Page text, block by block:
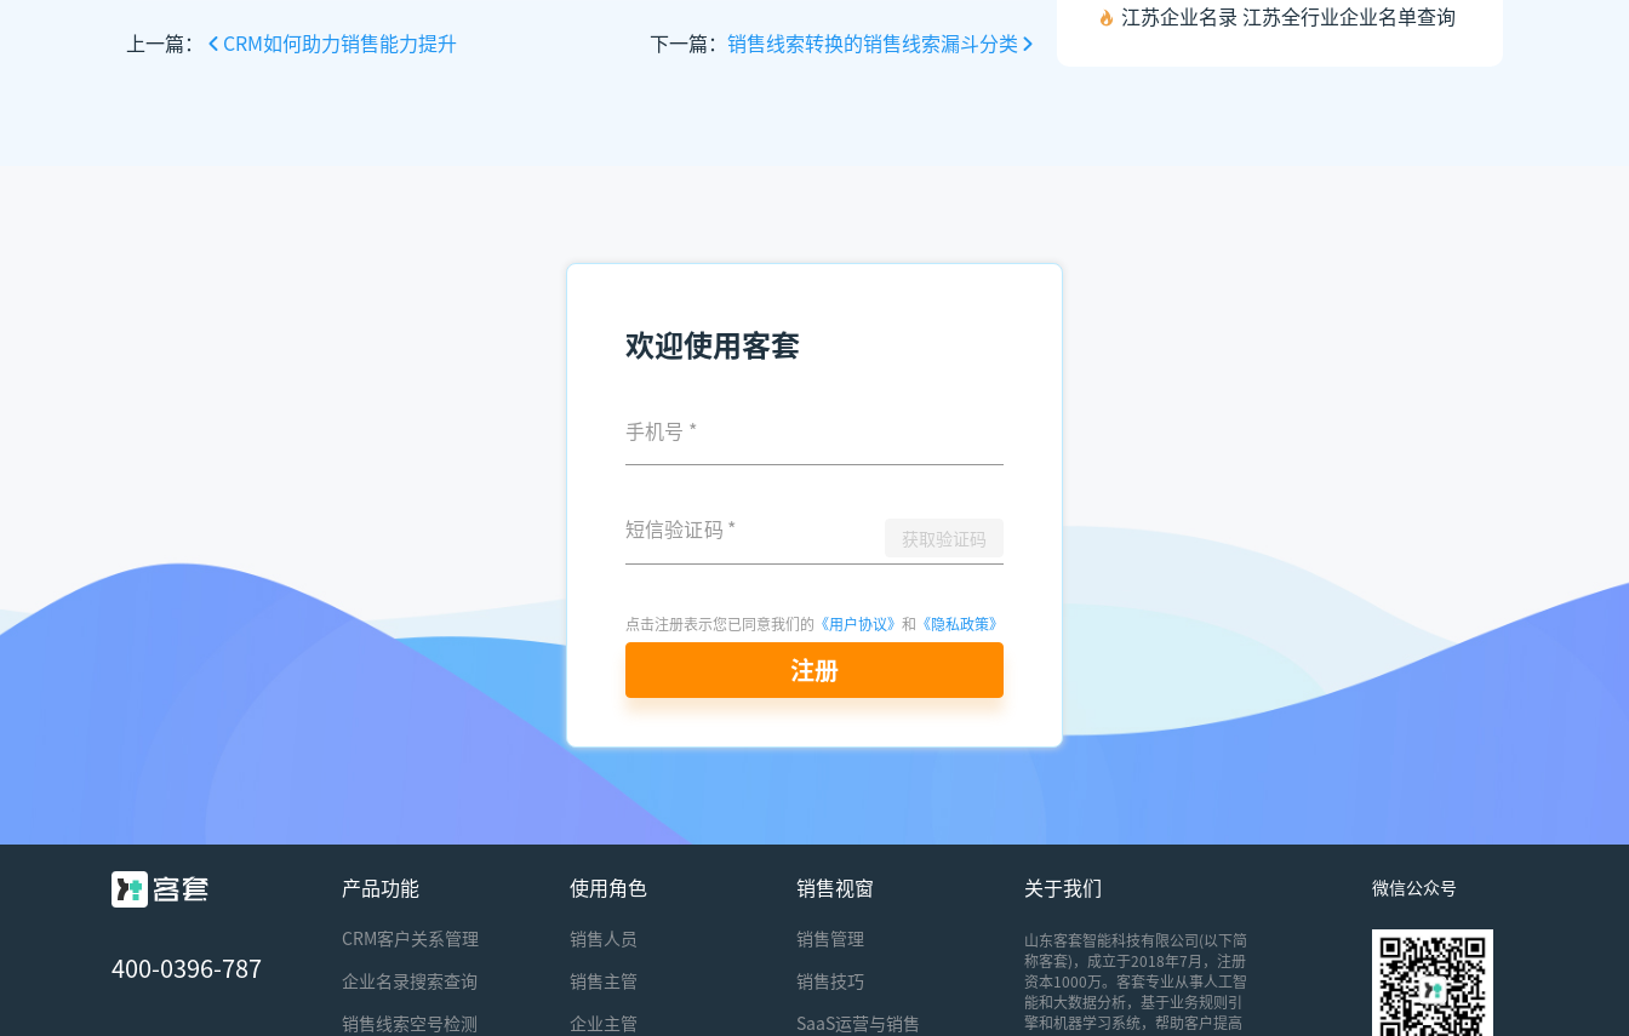
上一篇： CRM如何助力销售能力提升 下一篇： 销售线索转换的销售线索漏斗分类
江苏企业名录 江苏全行业企业名单查询
欢迎使用客套
手机号 *
短信验证码 * 获取验证码
点击注册表示您已同意我们的 《用户协议》 和 《隐私政策》
注册
400-0396-787
产品功能
CRM客户关系管理
企业名录搜索查询
销售线索空号检测
使用角色
销售人员
销售主管
企业主管
销售视窗
销售管理
销售技巧
SaaS运营与销售
关于我们
山东客套智能科技有限公司(以下简
称客套)，成立于2018年7月，注册
资本1000万。客套专业从事人工智
能和大数据分析，基于业务规则引
擎和机器学习系统，帮助客户提高
微信公众号